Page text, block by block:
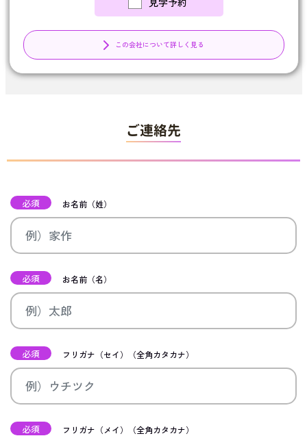
この会社について詳しく見る
ご連絡先
必須 お名前（姓）
必須 お名前（名）
必須 フリガナ（セイ）（全角カタカナ）
必須 フリガナ（メイ）（全角カタカナ）